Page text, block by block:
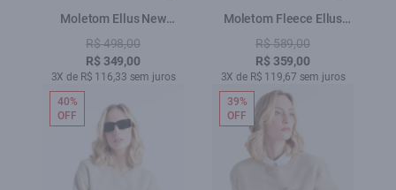
Moletom Ellus New
Future Dark Navy
R$ 498,00
R$ 349,00
3X de R$ 116,33 sem juros
Moletom Fleece Ellus
Gothic Plumbo
R$ 589,00
R$ 359,00
3X de R$ 119,67 sem juros
40%
OFF
39%
OFF